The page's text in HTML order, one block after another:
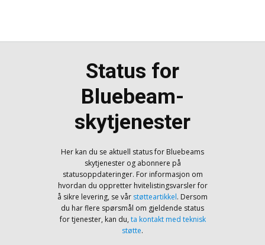
Status for
Bluebeam-
skytjenester
Her kan du se aktuell status for Bluebeams
skytjenester og abonnere på
statusoppdateringer. For informasjon om
hvordan du oppretter hvitelistingsvarsler for
å sikre levering, se vår støtteartikkel. Dersom
du har flere spørsmål om gjeldende status
for tjenester, kan du, ta kontakt med teknisk
støtte.